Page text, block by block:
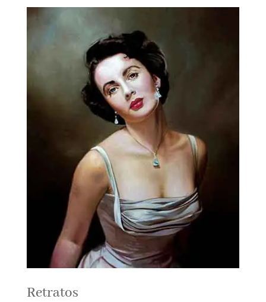
Retratos